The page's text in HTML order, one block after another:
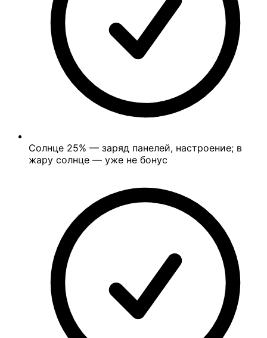
Солнце 25% — заряд панелей, настроение; в
жару солнце — уже не бонус